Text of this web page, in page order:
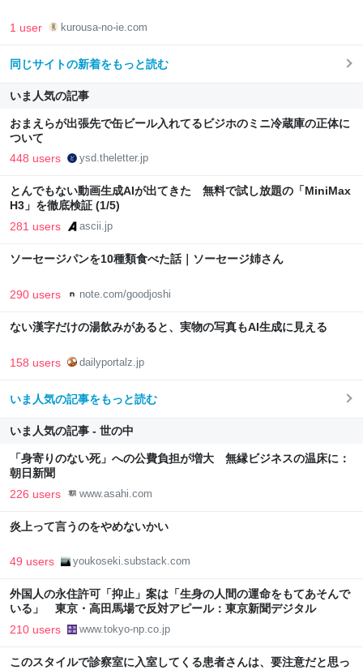
1 user kurousa-no-ie.com
同じサイトの新着をもっと読む
いま人気の記事
おまえらが出張先で缶ビール入れてるビジホのミニ冷蔵庫の正体に
ついて
448 users ysd.theletter.jp
とんでもない動画生成AIが出てきた 無料で試し放題の「MiniMax
H3」を徹底検証 (1/5)
281 users ascii.jp
ソーセージパンを10種類食べた話｜ソーセージ姉さん
290 users note.com/goodjoshi
ない漢字だけの湯飲みがあると、実物の写真もAI生成に見える
158 users dailyportalz.jp
いま人気の記事をもっと読む
いま人気の記事 - 世の中
「身寄りのない死」への公費負担が増大 無縁ビジネスの温床に：
朝日新聞
226 users www.asahi.com
炎上って言うのをやめないかい
49 users youkoseki.substack.com
外国人の永住許可「抑止」案は「生身の人間の運命をもてあそんで
いる」 東京・高田馬場で反対アピール：東京新聞デジタル
210 users www.tokyo-np.co.jp
このスタイルで診察室に入室してくる患者さんは、要注意だと思っ